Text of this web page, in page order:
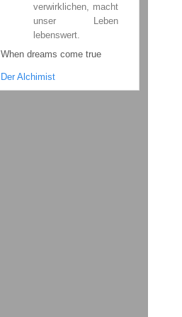
verwirklichen, macht
unser Leben
lebenswert.
When dreams come true
Der Alchimist